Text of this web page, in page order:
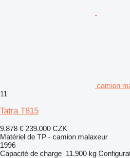
camion
11
Tatra T815
9.878 € 239.000 CZK
Matériel de TP - camion malaxeur
1996
Capacité de charge 11.900 kg